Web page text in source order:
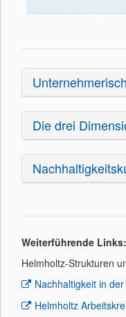
Die drei
Weiterführende Links:
Helmholtz-Strukturen
Nachhaltigkeit in
Helmholtz